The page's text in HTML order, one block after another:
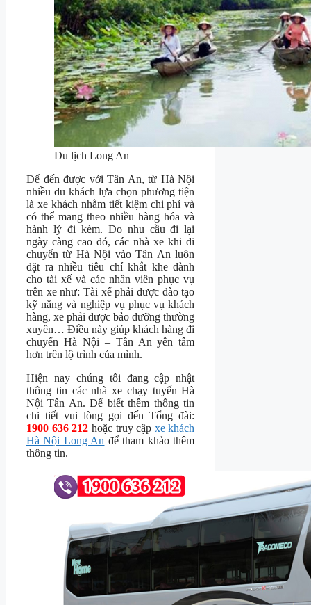
Du lịch Long An
Để đến được với Tân An, từ Hà Nội
nhiều du khách lựa chọn phương tiện
là xe khách nhằm tiết kiệm chi phí và
có thể mang theo nhiều hàng hóa và
hành lý đi kèm. Do nhu cầu đi lại
ngày càng cao đó, các nhà xe khi di
chuyển từ Hà Nội vào Tân An luôn
đặt ra nhiều tiêu chí khắt khe dành
cho tài xế và các nhân viên phục vụ
trên xe như: Tài xế phải được đào tạo
kỹ năng và nghiệp vụ phục vụ khách
hàng, xe phải được bảo dưỡng thường
xuyên… Điều này giúp khách hàng đi
chuyến Hà Nội – Tân An yên tâm
hơn trên lộ trình của mình.
Hiện nay chúng tôi đang cập nhật
thông tin các nhà xe chạy tuyến Hà
Nội Tân An. Để biết thêm thông tin
chi tiết vui lòng gọi đến Tổng đài:
1900 636 212 hoặc truy cập xe khách
Hà Nội Long An để tham khảo thêm
thông tin.